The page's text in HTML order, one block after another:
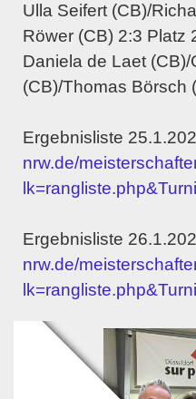
Ulla Seifert (CB)/
Röwer (CB) 2:3 Platz
Daniela de Laet
(CB)/Thomas Börsch
Ergebnisliste
nrw.de/
Ergebnisliste
nrw.de/